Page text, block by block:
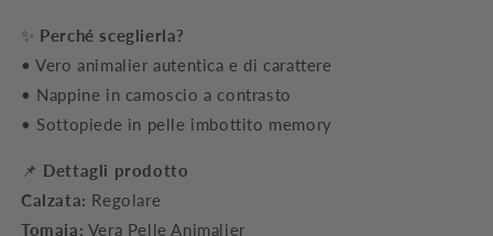
✨ Perché sceglierla?
• Vero animalier autentica e di carattere
• Nappine in camoscio a contrasto
• Sottopiede in pelle imbottito memory
📌 Dettagli prodotto
Calzata: Regolare
Tomaia: Vera Pelle Animalier